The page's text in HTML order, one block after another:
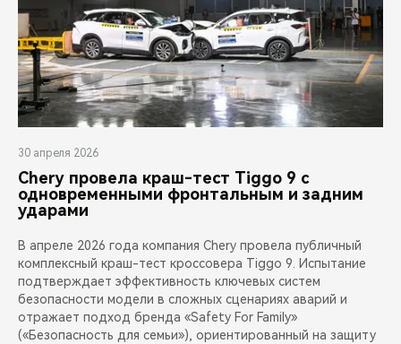
CHERY ДЛЯ ДЕТЕЙ
30 апреля 2026
Chery провела краш-тест Tiggo 9 с
одновременными фронтальным и задним
ударами
В апреле 2026 года компания Chery провела публичный
комплексный краш-тест кроссовера Tiggo 9. Испытание
подтверждает эффективность ключевых систем
безопасности модели в сложных сценариях аварий и
отражает подход бренда «Safety For Family»
(«Безопасность для семьи»), ориентированный на защиту